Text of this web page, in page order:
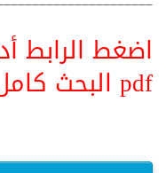
اضغط الرابط
pdf البحث كامل ومنسق جاهز